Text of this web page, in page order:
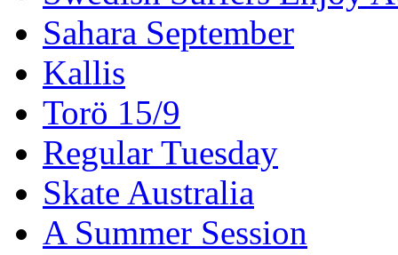
Sahara September
Kallis
Torö 15/9
Regular Tuesday
Skate Australia
A Summer Session